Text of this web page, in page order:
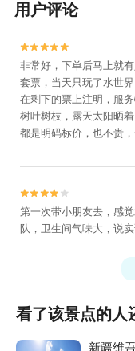
用户评论


非常好，下单后马上就
套票，当天只玩了水世
在剩下的票上注明，服
树叶树枝，露天太阳晒
都是明码标价，也不贵
心，记着自己带拖鞋泳
了，注意防晒


第一次带小朋友去，感
队，卫生间气味大，说
看了该景点的人
新疆维